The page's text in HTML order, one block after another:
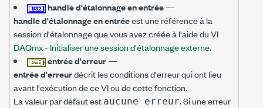
handle d'étalonnage en entrée—
handle d'étalonnage en entréeest une référence à la
session d'étalonnage que vous avez créée à l'aide du VI
DAQmx - Initialiser une session d'étalonnage externe.
entrée d'erreur—
entrée d'erreurdécrit les conditions d'erreur qui ont lieu
avant l'exécution de ce VI ou de cette fonction.
La valeur par défaut est aucune erreur. Si une erreur